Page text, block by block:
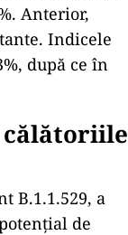
Anterior,
Indicele
după ce în
călătoriile
B.1.1.529, a
de